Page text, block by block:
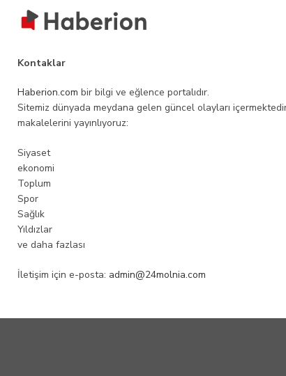
Kontaklar
Haberion.com bir bilgi ve eğlence portalıdır.
Sitemiz dünyada meydana gelen güncel olayları
makalelerini yayınlıyoruz:
Siyaset
ekonomi
Toplum
Spor
Sağlık
Yıldızlar
ve daha fazlası
İletişim için e-posta: admin@24molnia.com